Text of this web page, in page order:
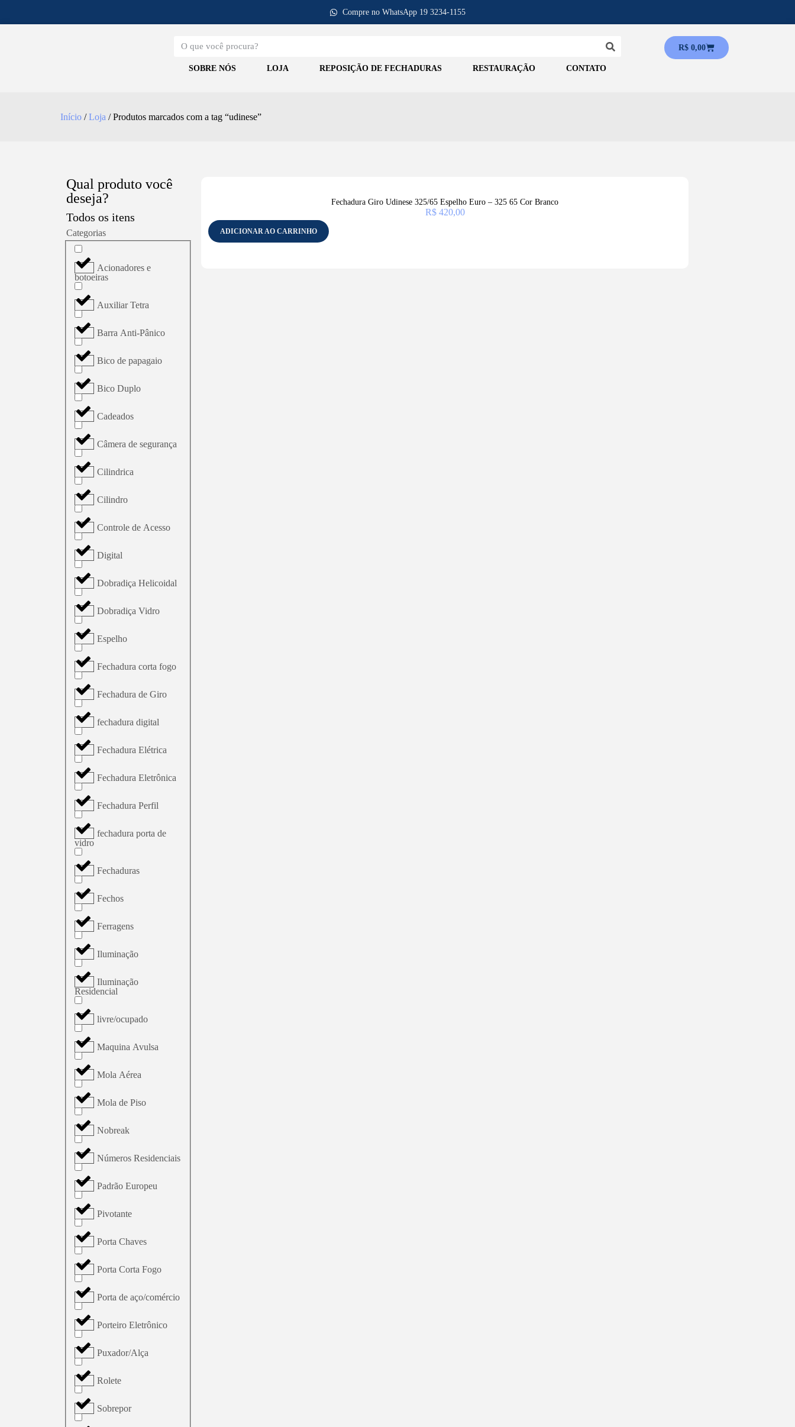
Compre no WhatsApp 19 3234-1155
SOBRE NÓS LOJA REPOSIÇÃO DE FECHADURAS RESTAURAÇÃO CONTATO
R$0,00
Início /Loja / Produtos marcados com a tag “udinese”
Qual produto você
deseja?
Todos os itens
Categorias
Acionadores e
botoeiras
Auxiliar Tetra
Barra Anti-Pânico
Bico de papagaio
Bico Duplo
Cadeados
Câmera de segurança
Cilindrica
Cilindro
Controle de Acesso
Digital
Dobradiça Helicoidal
Dobradiça Vidro
Espelho
Fechadura corta fogo
Fechadura de Giro
fechadura digital
Fechadura Elétrica
Fechadura Eletrônica
Fechadura Perfil
fechadura porta de
vidro
Fechaduras
Fechos
Ferragens
Iluminação
Iluminação
Residencial
livre/ocupado
Maquina Avulsa
Mola Aérea
Mola de Piso
Nobreak
Números Residenciais
Padrão Europeu
Pivotante
Porta Chaves
Porta Corta Fogo
Porta de aço/comércio
Porteiro Eletrônico
Puxador/Alça
Rolete
Sobrepor
Fechadura Giro Udinese 325/65 Espelho Euro – 325 65 Cor Branco
R$420,00
ADICIONAR AO CARRINHO